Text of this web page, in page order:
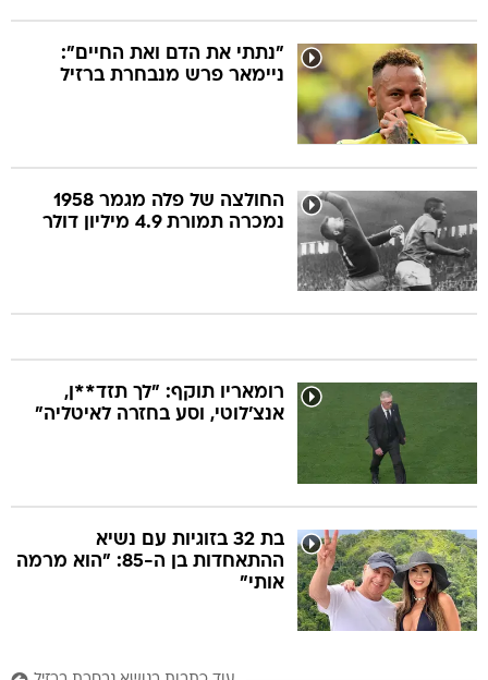
"נתתי את הדם ואת החיים":
ניימאר פרש מנבחרת ברזיל
החולצה של פלה מגמר 1958
נמכרה תמורת 4.9 מיליון דולר
רומאריו תוקף: "לך תזד**ן,
אנצ'לוטי, וסע בחזרה לאיטליה"
בת 32 בזוגיות עם נשיא
ההתאחדות בן ה-85: "הוא מרמה
אותי"